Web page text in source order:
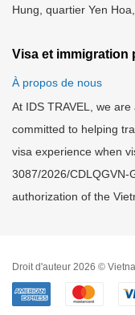
Hung, quartier Yen
Visa et immigration
À propos de nous
At IDS TRAVEL, we
committed to helping
visa experience when
3087/2026/
authorization of the
Droit d'auteur 2026 ©